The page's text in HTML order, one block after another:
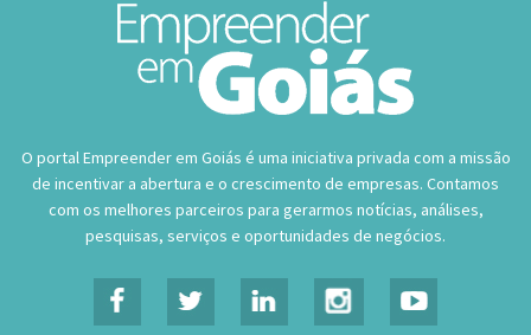
O portal Empreender em Goiás é uma iniciativa privada com a missão
de incentivar a abertura e o crescimento de empresas. Contamos
com os melhores parceiros para gerarmos notícias, análises,
pesquisas, serviços e oportunidades de negócios.